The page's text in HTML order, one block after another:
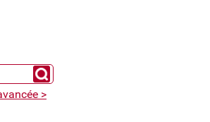
Chercher un expert
>